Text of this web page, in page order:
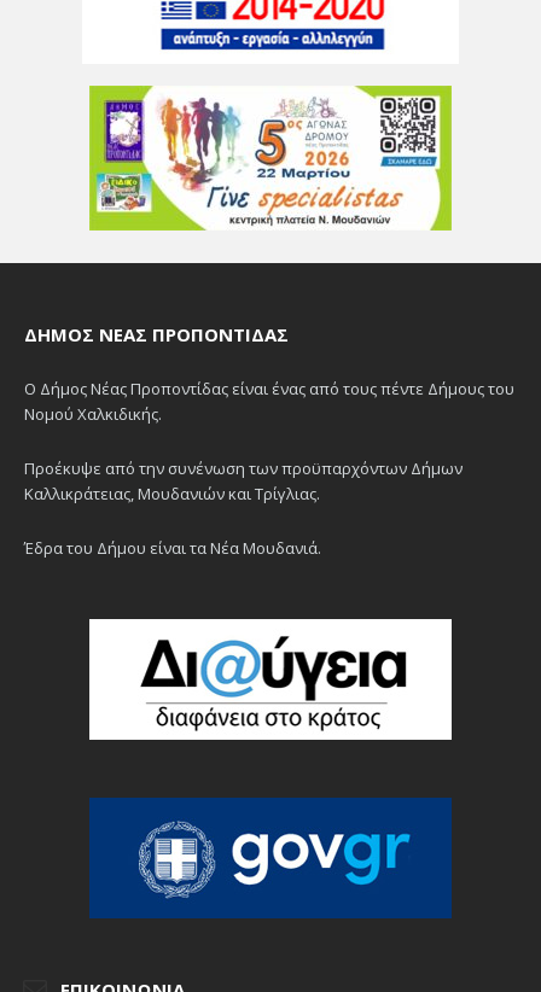
ΔΉΜΟΣ ΝΈΑΣ ΠΡΟΠΟΝΤΊΔΑΣ
Ο Δήμος Νέας Προποντίδας είναι ένας από τους πέντε Δήμους του
Νομού Χαλκιδικής.
Προέκυψε από την συνένωση των προϋπαρχόντων Δήμων
Καλλικράτειας, Μουδανιών και Τρίγλιας.
Έδρα του Δήμου είναι τα Νέα Μουδανιά.